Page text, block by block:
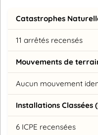
Catastrophes
11 arrêtés recensés
Mouvements de
Aucun mouvement
Installations Classées
6 ICPE recensées